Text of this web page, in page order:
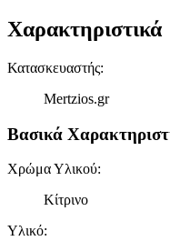
Χαρακτηριστικά
Κατασκευαστής:
Mertzios.gr
Βασικά
Χρώμα Υλικού:
Κίτρινο
Υλικό: